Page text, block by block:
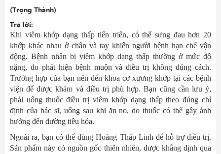
(Trọng Thành)
Trả lời:
Khi viêm khớp dạng thấp tiến triển, có thể sưng đau hơn 20
khớp khác nhau ở chân và tay khiến người bệnh hạn chế vận
động. Bệnh nhân bị viêm khớp dạng thấp thường ở mức độ
nặng, do phát hiện bệnh muộn và điều trị không đúng cách.
Trường hợp của bạn nên đến khoa cơ xương khớp tại các bệnh
viện để được khám và điều trị phù hợp. Bạn cũng cần lưu ý,
phải uống thuốc điều trị viêm khớp dạng thấp theo đúng chỉ
định của bác sĩ, uống sau khi ăn no, do thuốc có thể gây ảnh
hưởng đến đường tiêu hóa.
Ngoài ra, bạn có thể dùng Hoàng Thấp Linh để hỗ trợ điều trị.
Sản phẩm này có nguồn gốc thiên nhiên, được khẳng định qua